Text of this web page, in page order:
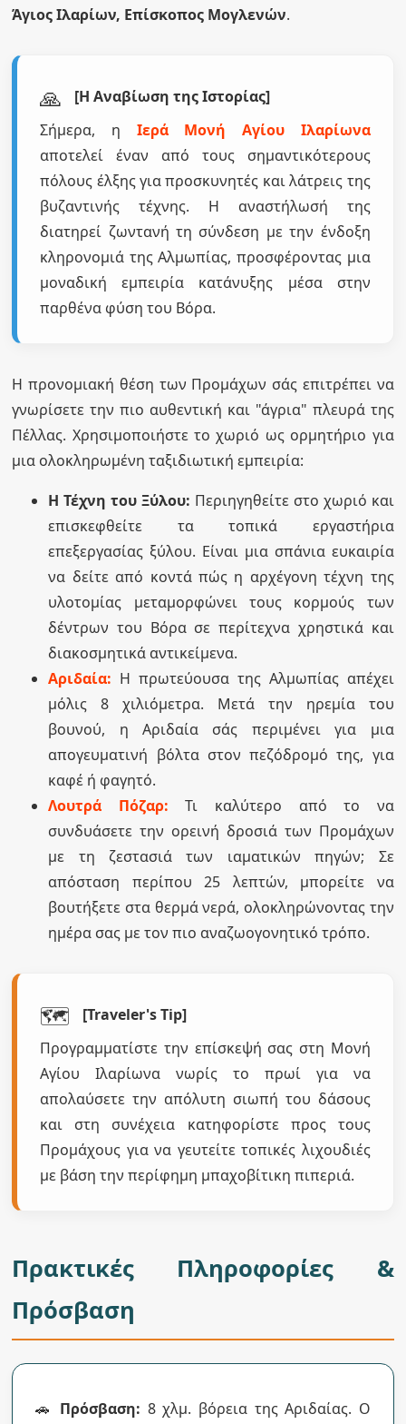
Άγιος Ιλαρίων, Επίσκοπος Μογλενών.
🙏
[Η Αναβίωση της Ιστορίας]
Σήμερα, η Ιερά Μονή Αγίου Ιλαρίωνα
αποτελεί έναν από τους σημαντικότερους
πόλους έλξης για προσκυνητές και λάτρεις της
βυζαντινής τέχνης. Η αναστήλωσή της
διατηρεί ζωντανή τη σύνδεση με την ένδοξη
κληρονομιά της Αλμωπίας, προσφέροντας μια
μοναδική εμπειρία κατάνυξης μέσα στην
παρθένα φύση του Βόρα.
Η προνομιακή θέση των Προμάχων σάς επιτρέπει να
γνωρίσετε την πιο αυθεντική και "άγρια" πλευρά της
Πέλλας. Χρησιμοποιήστε το χωριό ως ορμητήριο για
μια ολοκληρωμένη ταξιδιωτική εμπειρία:
Η Τέχνη του Ξύλου: Περιηγηθείτε στο χωριό και
επισκεφθείτε τα τοπικά εργαστήρια
επεξεργασίας ξύλου. Είναι μια σπάνια ευκαιρία
να δείτε από κοντά πώς η αρχέγονη τέχνη της
υλοτομίας μεταμορφώνει τους κορμούς των
δέντρων του Βόρα σε περίτεχνα χρηστικά και
διακοσμητικά αντικείμενα.
Αριδαία: Η πρωτεύουσα της Αλμωπίας απέχει
μόλις 8 χιλιόμετρα. Μετά την ηρεμία του
βουνού, η Αριδαία σάς περιμένει για μια
απογευματινή βόλτα στον πεζόδρομό της, για
καφέ ή φαγητό.
Λουτρά Πόζαρ: Τι καλύτερο από το να
συνδυάσετε την ορεινή δροσιά των Προμάχων
με τη ζεστασιά των ιαματικών πηγών; Σε
απόσταση περίπου 25 λεπτών, μπορείτε να
βουτήξετε στα θερμά νερά, ολοκληρώνοντας την
ημέρα σας με τον πιο αναζωογονητικό τρόπο.
🗺️
[Traveler's Tip]
Προγραμματίστε την επίσκεψή σας στη Μονή
Αγίου Ιλαρίωνα νωρίς το πρωί για να
απολαύσετε την απόλυτη σιωπή του δάσους
και στη συνέχεια κατηφορίστε προς τους
Προμάχους για να γευτείτε τοπικές λιχουδιές
με βάση την περίφημη μπαχοβίτικη πιπεριά.
Πρακτικές Πληροφορίες &
Πρόσβαση
🚗 Πρόσβαση: 8 χλμ. βόρεια της Αριδαίας. Ο